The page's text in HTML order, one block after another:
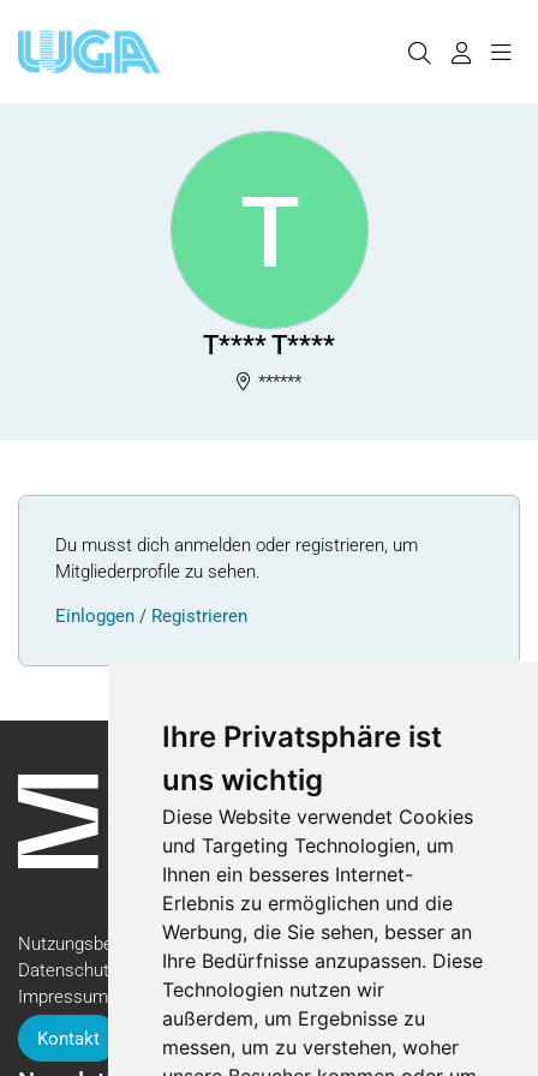
Ihre Privatsphäre ist
uns wichtig
Diese Website verwendet Cookies
und Targeting Technologien, um
Ihnen ein besseres Internet-
Erlebnis zu ermöglichen und die
Werbung, die Sie sehen, besser an
Ihre Bedürfnisse anzupassen. Diese
Technologien nutzen wir
außerdem, um Ergebnisse zu
messen, um zu verstehen, woher
T
T**** T****
******
Du musst dich anmelden oder registrieren, um
Mitgliederprofile zu sehen.
Einloggen / Registrieren
Nutzungsbedingungen
Datenschutzerklärung
Impressum
Kontakt